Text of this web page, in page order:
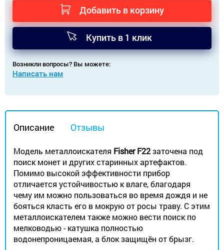
Добавить в корзину
Купить в 1 клик
Возникли вопросы? Вы можете:
Написать нам
Описание Отзывы
Модель металлоискателя Fisher F22заточена под
поиск монет и других старинных артефактов.
Помимо высокой эффективности прибор
отличается устойчивостью к влаге, благодаря
чему им можно пользоваться во время дождя и не
бояться класть его в мокрую от росы траву. С этим
металлоискателем также можно вести поиск по
мелководью - катушка полностью
водонепроницаемая, а блок защищён от брызг.